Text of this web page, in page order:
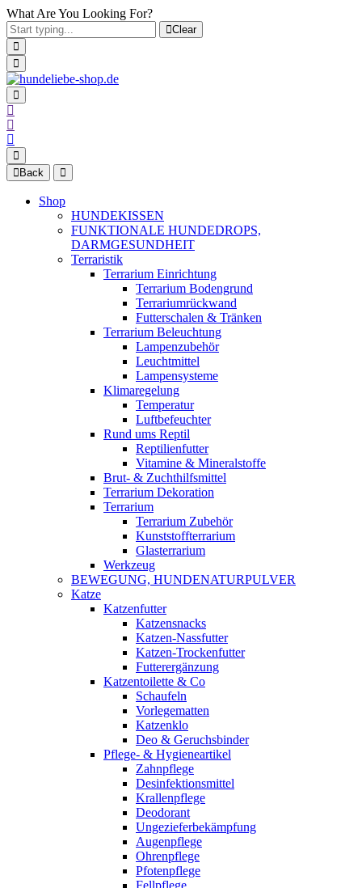
What Are You Looking For?
Clear
Back
Shop
HUNDEKISSEN
FUNKTIONALE HUNDEDROPS,
DARMGESUNDHEIT
Terraristik
Terrarium Einrichtung
Terrarium Bodengrund
Terrariumrückwand
Futterschalen & Tränken
Terrarium Beleuchtung
Lampenzubehör
Leuchtmittel
Lampensysteme
Klimaregelung
Temperatur
Luftbefeuchter
Rund ums Reptil
Reptilienfutter
Vitamine & Mineralstoffe
Brut- & Zuchthilfsmittel
Terrarium Dekoration
Terrarium
Terrarium Zubehör
Kunststoffterrarium
Glasterrarium
Werkzeug
BEWEGUNG, HUNDENATURPULVER
Katze
Katzenfutter
Katzensnacks
Katzen-Nassfutter
Katzen-Trockenfutter
Futterergänzung
Katzentoilette & Co
Schaufeln
Vorlegematten
Katzenklo
Deo & Geruchsbinder
Pflege- & Hygieneartikel
Zahnpflege
Desinfektionsmittel
Krallenpflege
Deodorant
Ungezieferbekämpfung
Augenpflege
Ohrenpflege
Pfotenpflege
Fellpflege